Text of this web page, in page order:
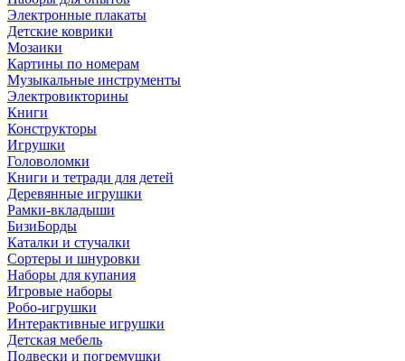
Электронные плакаты
Детские коврики
Мозаики
Картины по номерам
Музыкальные инструменты
Электровикторины
Книги
Конструкторы
Игрушки
Головоломки
Книги и тетради для детей
Деревянные игрушки
Рамки-вкладыши
БизиБорды
Каталки и стучалки
Сортеры и шнуровки
Наборы для купания
Игровые наборы
Робо-игрушки
Интерактивные игрушки
Детская мебель
Подвески и погремушки